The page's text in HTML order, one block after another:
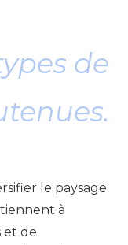
de
le paysage
à
et de